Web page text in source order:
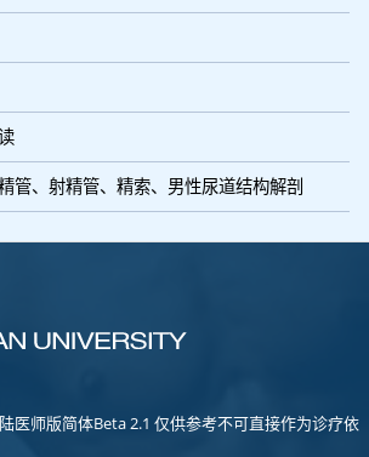
管、射精管、精索、男性尿道结构解剖
医师版简体Beta 2.1 仅供参考不可直接作为诊疗依